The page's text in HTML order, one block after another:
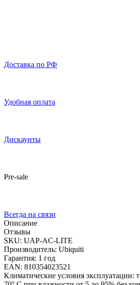
Доставка по РФ
Удобная оплата
Дискаунты
Pre-sale
Всегда на связи
Описание
Отзывы
SKU: UAP-AC-LITE
Производитель: Ubiquiti
Гарантия: 1 год
EAN: 810354023521
Климатические условия эксплуатации: